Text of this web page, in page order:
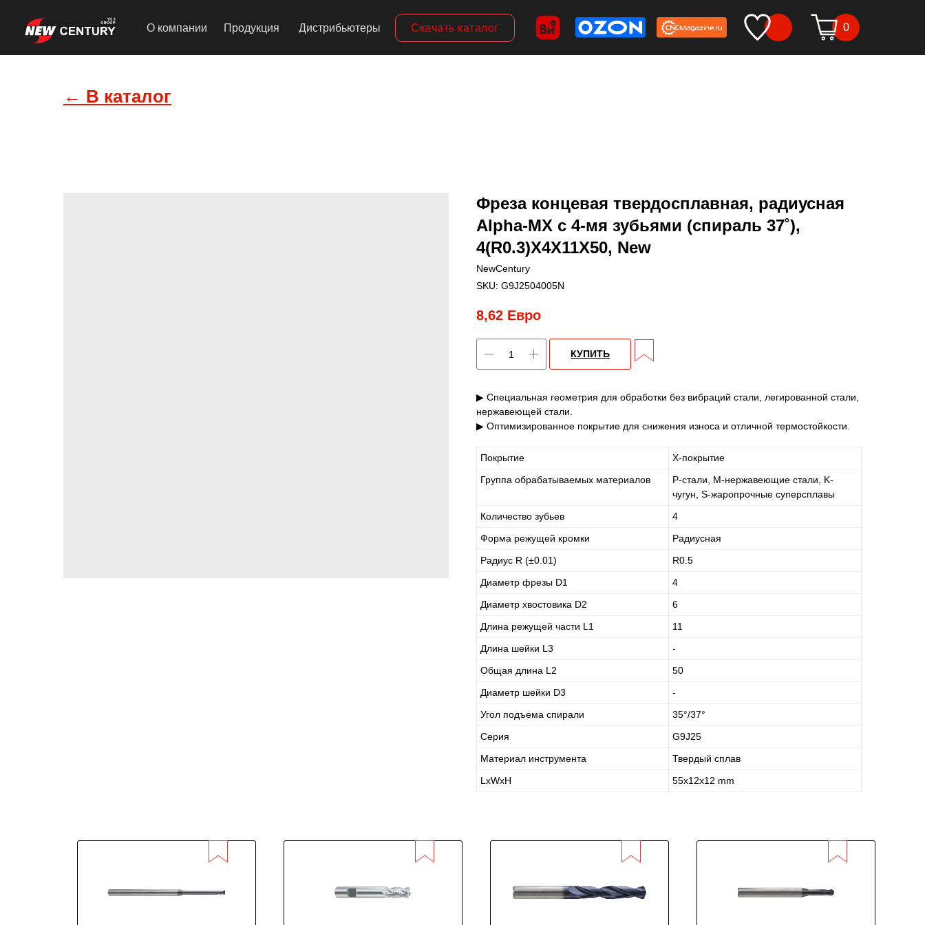
0
Скачать каталог
О компании Продукция Дистрибьютеры
← В каталог
Фреза концевая твердосплавная, радиусная
Alpha-MX c 4-мя зубьями (спираль 37˚),
4(R0.3)X4X11X50, New
NewCentury
SKU: G9J2504005N
8,62 Евро
КУПИТЬ
▶ Специальная геометрия для обработки без вибраций стали, легированной стали,
нержавеющей стали.
▶ Оптимизированное покрытие для снижения износа и отличной термостойкости.
Покрытие
X-покрытие
Группа обрабатываемых материалов
P-стали, M-нержавеющие стали, K-
чугун, S-жаропрочные суперсплавы
Количество зубьев
4
Форма режущей кромки
Радиусная
Радиус R (±0.01)
R0.5
Диаметр фрезы D1
4
Диаметр хвостовика D2
6
Длина режущей части L1
11
Длина шейки L3
-
Общая длина L2
50
Диаметр шейки D3
-
Угол подъема спирали
35°/37°
Серия
G9J25
Материал инструмента
Твердый сплав
LxWxH
55x12x12 mm